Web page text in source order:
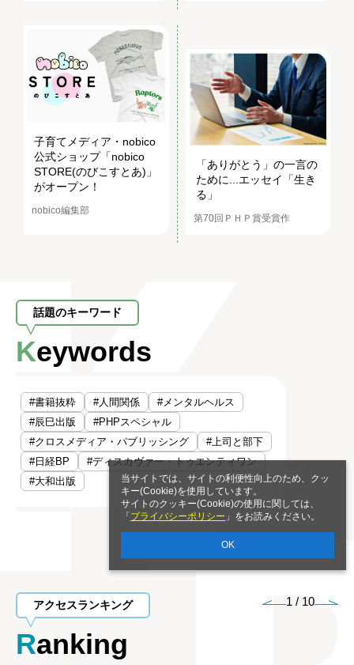
当サイトでは、サイトの利便性向上のため、クッ
キー(Cookie)を使用しています。
サイトのクッキー(Cookie)の使用に関しては、
「 プライバシーポリシー 」をお読みください。
OK
子育てメディア・nobico
公式ショップ「nobico
STORE(のびこすとあ)」
がオープン！
nobico編集部
「ありがとう」の一言の
ために...エッセイ「生き
る」
第70回ＰＨＰ賞受賞作
話題のキーワード
Keywords
#書籍抜粋 #人間関係
#メンタルヘルス
#辰巳出版
#PHPスペシャル
#クロスメディア・パブリッシング
#上司と部下
#日経BP
#ディスカヴァー・トゥエンティワン
#大和出版
アクセスランキング
Ranking
1 / 10